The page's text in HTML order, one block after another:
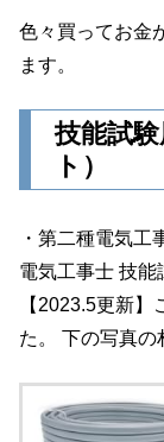
色々買ってお金
ます。
技能試
ト）
・第二種電気工
電気工事士 技能
【2023.5更新
た。 下の写真の